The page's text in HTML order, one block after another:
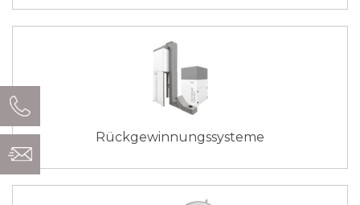
Rückgewinnungssysteme